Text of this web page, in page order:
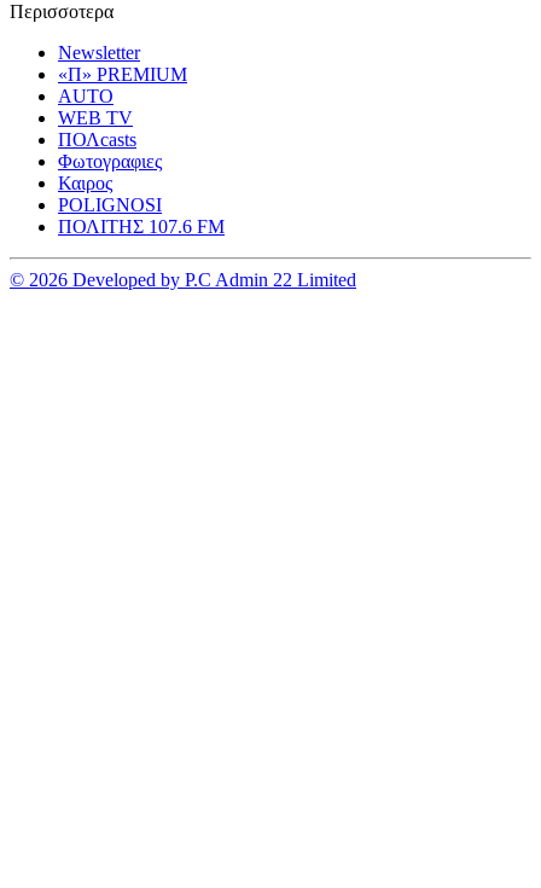
Περισσοτερα
Newsletter
«Π» PREMIUM
AUTO
WEB TV
ΠΟΛcasts
Φωτογραφιες
Καιρος
POLIGNOSI
ΠΟΛΙΤΗΣ 107.6 FM
© 2026 Developed by P.C Admin 22 Limited